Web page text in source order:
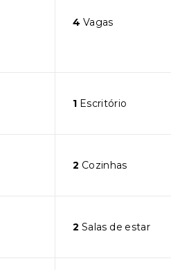
4 Vagas
1 Escritório
2 Cozinhas
2 Salas de estar